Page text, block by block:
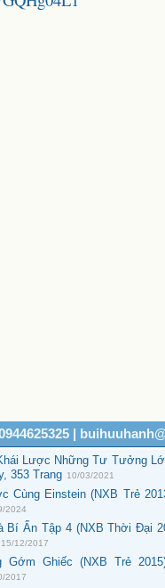
|
Lược Những Tư Tưởng
353 Trang 10/03/2021
Cùng Einstein (NXB Trẻ
2024
Bí Ẩn Tập 4 (NXB Thời Đại
15/12/2017
Gớm Ghiếc (NXB Trẻ
2017